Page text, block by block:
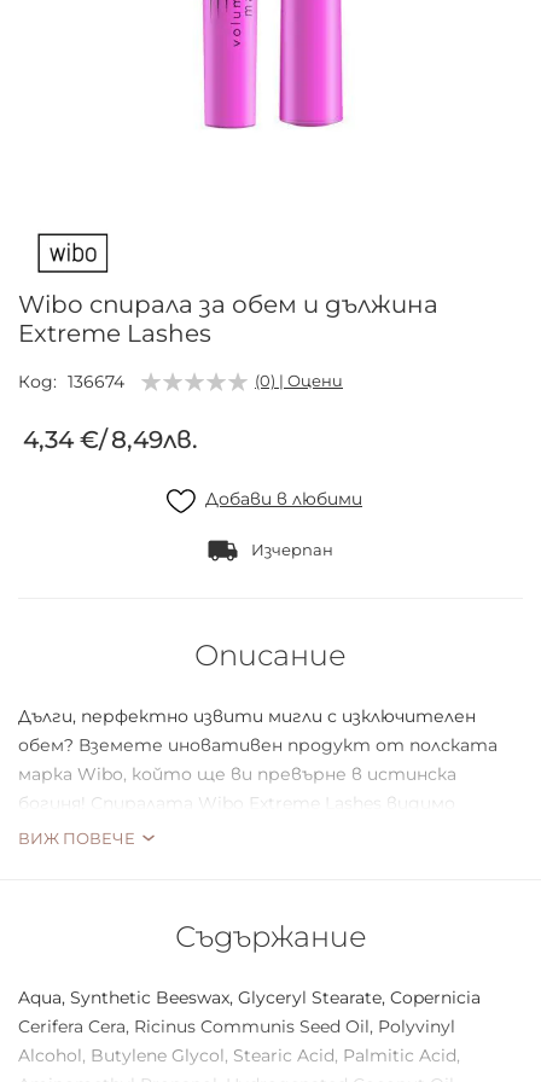
галерия
със
снимки
Wibo спирала за обем и дължина
Extreme Lashes
Код 136674 (0) | Оцени
4,34 €/8,49лв.
Добави в любими
Изчерпан
Описание
Дълги, перфектно извити мигли с изключителен
обем? Вземете иновативен продукт от полската
марка Wibo, който ще ви превърне в истинска
богиня! Спиралата Wibo Extreme Lashes видимо
сгъстява, удължава и разделя косъмчетата, без да ги
изпотяване и високи температури. Специално
най-късите участъци. Продуктът е тестван
дерматологично и офталмологично, може да се
използва от хора носещи контактни лещи. Дълбок и
ВИЖ ПОВЕЧЕ
Съдържание
Aqua, Synthetic Beeswax, Glyceryl Stearate, Copernicia
Cerifera Cera, Ricinus Communis Seed Oil, Polyvinyl
Alcohol, Butylene Glycol, Stearic Acid, Palmitic Acid,